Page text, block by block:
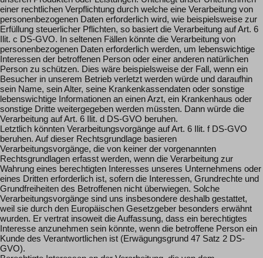
einer rechtlichen Verpflichtung durch welche eine Verarbeitung von
personenbezogenen Daten erforderlich wird, wie beispielsweise zur
Erfüllung steuerlicher Pflichten, so basiert die Verarbeitung auf Art. 6
Ilit. c DS-GVO. In seltenen Fällen könnte die Verarbeitung von
personenbezogenen Daten erforderlich werden, um lebenswichtige
Interessen der betroffenen Person oder einer anderen natürlichen
Person zu schützen. Dies wäre beispielsweise der Fall, wenn ein
Besucher in unserem Betrieb verletzt werden würde und daraufhin
sein Name, sein Alter, seine Krankenkassendaten oder sonstige
lebenswichtige Informationen an einen Arzt, ein Krankenhaus oder
sonstige Dritte weitergegeben werden müssten. Dann würde die
Verarbeitung auf Art. 6 Ilit. d DS-GVO beruhen.
Letztlich könnten Verarbeitungsvorgänge auf Art. 6 Ilit. f DS-GVO
beruhen. Auf dieser Rechtsgrundlage basieren
Verarbeitungsvorgänge, die von keiner der vorgenannten
Rechtsgrundlagen erfasst werden, wenn die Verarbeitung zur
Wahrung eines berechtigten Interesses unseres Unternehmens oder
eines Dritten erforderlich ist, sofern die Interessen, Grundrechte und
Grundfreiheiten des Betroffenen nicht überwiegen. Solche
Verarbeitungsvorgänge sind uns insbesondere deshalb gestattet,
weil sie durch den Europäischen Gesetzgeber besonders erwähnt
wurden. Er vertrat insoweit die Auffassung, dass ein berechtigtes
Interesse anzunehmen sein könnte, wenn die betroffene Person ein
Kunde des Verantwortlichen ist (Erwägungsgrund 47 Satz 2 DS-
GVO).